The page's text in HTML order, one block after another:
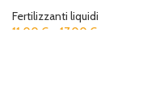
Fertilizzanti liquidi
11,00 € 17,00 €